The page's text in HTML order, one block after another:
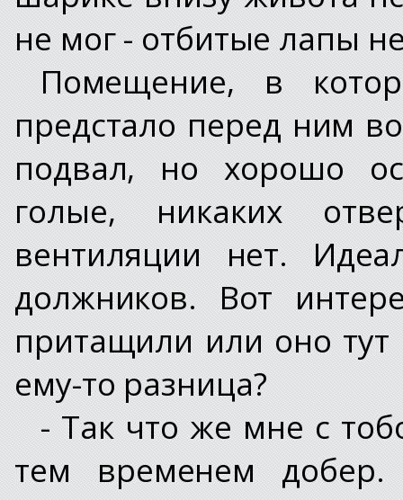
не мог - отбитые лапы
Помещение, в
предстало перед ним
подвал, но хорошо
голые, никаких
вентиляции нет.
должников. Вот
притащили или оно тут
ему-то разница?
- Так что же мне с
тем временем